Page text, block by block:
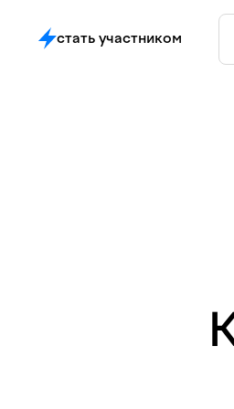
стать участником